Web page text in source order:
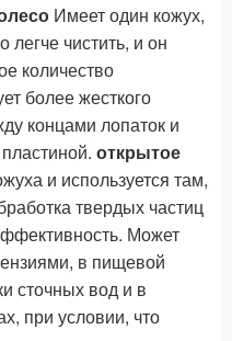
Имеет один кожух,
чистить, и он
количество
более жесткого
концами лопаток и
открытое
и используется там,
твердых частиц
Может
в пищевой
сточных вод и в
при условии, что